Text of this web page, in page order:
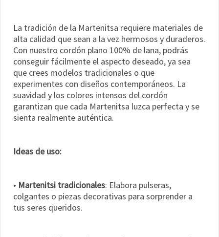
La tradición de la Martenitsa requiere materiales de
alta calidad que sean a la vez hermosos y duraderos.
Con nuestro cordón plano 100% de lana, podrás
conseguir fácilmente el aspecto deseado, ya sea
que crees modelos tradicionales o que
experimentes con diseños contemporáneos. La
suavidad y los colores intensos del cordón
garantizan que cada Martenitsa luzca perfecta y se
sienta realmente auténtica.
Ideas de uso:
• Martenitsi tradicionales: Elabora pulseras,
colgantes o piezas decorativas para sorprender a
tus seres queridos.